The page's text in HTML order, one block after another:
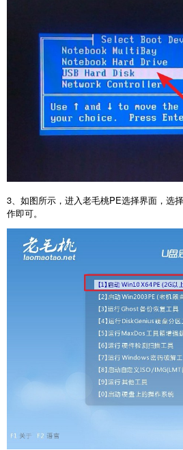
3、如图所示，进入老毛桃PE选择界面，选
作即可。